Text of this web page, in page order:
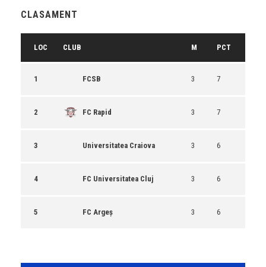
CLASAMENT
LOC CLUB M PCT
1 FCSB 3 7
2 FC Rapid 3 7
3 Universitatea Craiova 3 6
4 FC Universitatea Cluj 3 6
5 FC Argeș 3 6